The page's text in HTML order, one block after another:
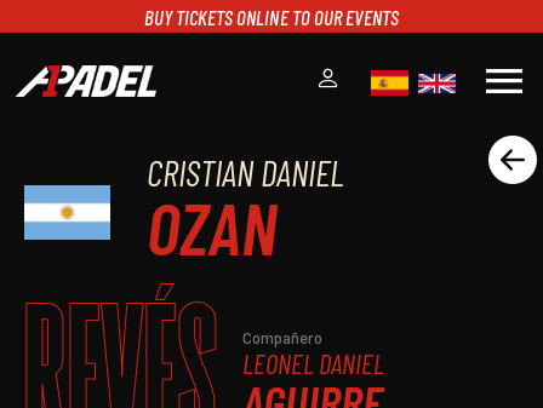
BUY TICKETS ONLINE TO OUR EVENTS
menu
A1PADEL
CALENDARIO
TORNEOS
MULTIMEDIA
SCOREBOARD
STREAMING
CRISTIAN DANIEL
OZAN
Compañero
LEONEL DANIEL